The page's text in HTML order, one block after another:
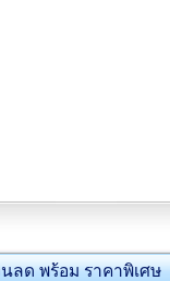
ลด พร้อม ราคาพิเศษ